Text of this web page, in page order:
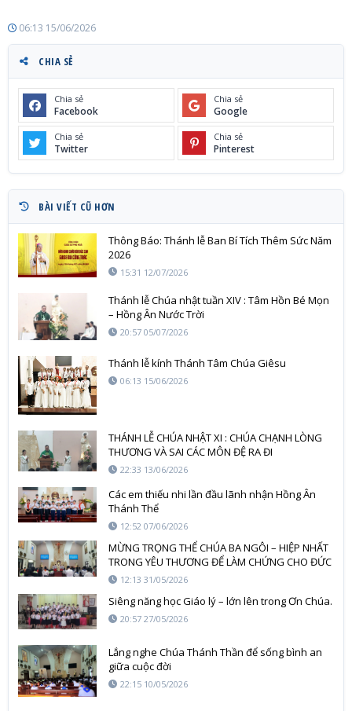
06:13 15/06/2026
CHIA SẺ
Chia sẻ
Facebook
Chia sẻ
Google
Chia sẻ
Twitter
Chia sẻ
Pinterest
BÀI VIẾT CŨ HƠN
Thông Báo: Thánh lễ Ban Bí Tích Thêm Sức Năm
2026
15:31 12/07/2026
Thánh lễ Chúa nhật tuần XIV : Tâm Hồn Bé Mọn
– Hồng Ân Nước Trời
20:57 05/07/2026
Thánh lễ kính Thánh Tâm Chúa Giêsu
06:13 15/06/2026
THÁNH LỄ CHÚA NHẬT XI : CHÚA CHẠNH LÒNG
THƯƠNG VÀ SAI CÁC MÔN ĐỆ RA ĐI
22:33 13/06/2026
Các em thiếu nhi lần đầu lãnh nhận Hồng Ân
Thánh Thể
12:52 07/06/2026
MỪNG TRỌNG THỂ CHÚA BA NGÔI – HIỆP NHẤT
TRONG YÊU THƯƠNG ĐỂ LÀM CHỨNG CHO ĐỨC
TIN12:13 31/05/2026
Siêng năng học Giáo lý – lớn lên trong Ơn Chúa.
20:57 27/05/2026
Lắng nghe Chúa Thánh Thần để sống bình an
giữa cuộc đời
22:15 10/05/2026